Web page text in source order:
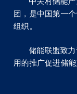
团，是中国第一
组织。
储能联盟致
用的推广促进储